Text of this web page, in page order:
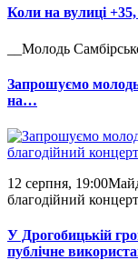
Коли на вулиці
__Молодь
Запрошуємо
на…
12 серпня,
благодійний
У Дрогобицькій
публічне